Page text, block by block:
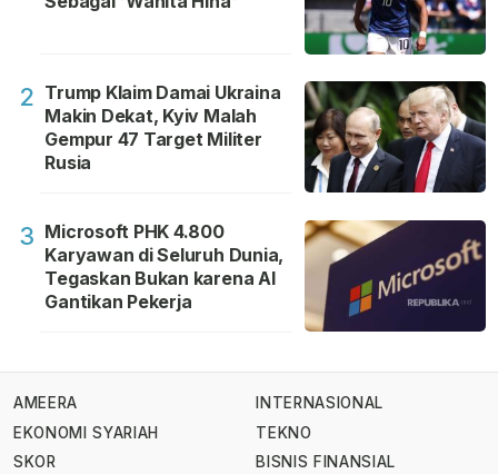
2 Trump Klaim Damai Ukraina
Makin Dekat, Kyiv Malah
Gempur 47 Target Militer
Rusia
3 Microsoft PHK 4.800
Karyawan di Seluruh Dunia,
Tegaskan Bukan karena AI
Gantikan Pekerja
AMEERA
EKONOMI SYARIAH
SKOR
INTERNASIONAL
TEKNO
BISNIS FINANSIAL